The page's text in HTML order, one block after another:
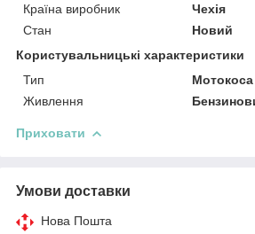
Країна виробник
Чехія
Стан
Новий
Користувальницькі характеристики
Тип
Мотокоса
Живлення
Приховати
Умови доставки
Нова Пошта